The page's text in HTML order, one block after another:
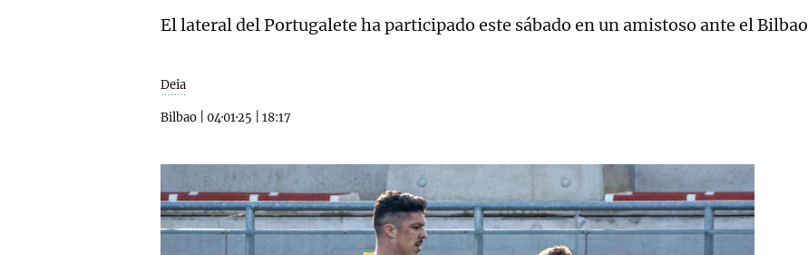
El lateral del Portugalete ha participado este sábado en un amistoso ante el
Deia
Bilbao 04·01·25 18:17